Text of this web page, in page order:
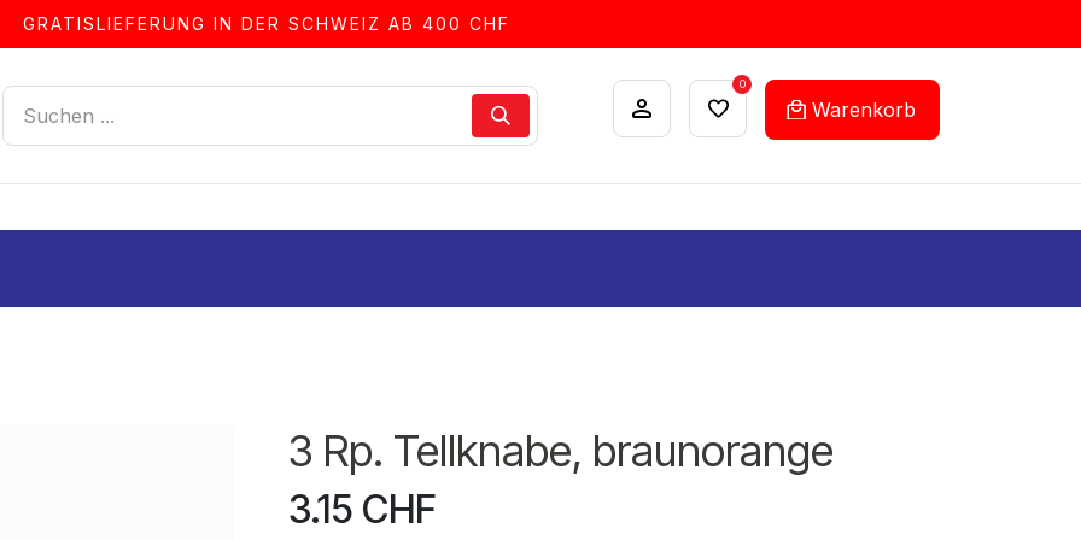
GRATISLIEFERUNG IN DER SCHWEIZ AB 400 CHF
0
Warenkorb
3 Rp. Tellknabe, braunorange
3.15 CHF